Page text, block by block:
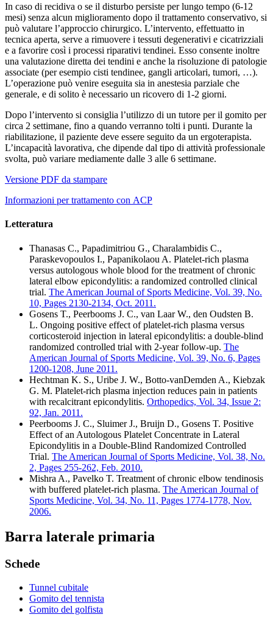
In caso di recidiva o se il disturbo persiste per lungo tempo (6-12
mesi) senza alcun miglioramento dopo il trattamento conservativo, si
può valutare l’approccio chirurgico. L’intervento, effettuatto in
tecnica aperta, serve a rimuovere i tessuti degenerativi e cicatrizziali
e a favorire così i processi riparativi tendinei. Esso consente inoltre
una valutazione diretta dei tendini e anche la risoluzione di patologie
associate (per esempio cisti tendinee, gangli articolari, tumori, …).
L’operazione può venire eseguita sia in anestesia parziale che
generale, e di solito è necessario un ricovero di 1-2 giorni.
Dopo l’intervento si consiglia l’utilizzo di un tutore per il gomito per
circa 2 settimane, fino a quando verranno tolti i punti. Durante la
riabilitazione, il paziente deve essere seguito da un ergoterapista.
L’incapacità lavorativa, che dipende dal tipo di attività professionale
svolta, può variare mediamente dalle 3 alle 6 settimane.
Versione PDF da stampare
Informazioni per trattamento con ACP
Letteratura
Thanasas C., Papadimitriou G., Charalambidis C.,
Paraskevopoulos I., Papanikolaou A. Platelet-rich plasma
versus autologous whole blood for the treatment of chronic
lateral elbow epicondylitis: a randomized controlled clinical
trial. The American Journal of Sports Medicine, Vol. 39, No.
10, Pages 2130-2134, Oct. 2011.
Gosens T., Peerbooms J. C., van Laar W., den Oudsten B.
L. Ongoing positive effect of platelet-rich plasma versus
corticosteroid injection in lateral epicondylitis: a double-blind
randomized controlled trial with 2-year follow-up. The
American Journal of Sports Medicine, Vol. 39, No. 6, Pages
1200-1208, June 2011.
Hechtman K. S., Uribe J. W., Botto-vanDemden A., Kiebzak
G. M. Platelet-rich plasma injection reduces pain in patients
with recalcitrant epicondylitis. Orthopedics, Vol. 34, Issue 2:
92, Jan. 2011.
Peerbooms J. C., Sluimer J., Bruijn D., Gosens T. Positive
Effect of an Autologous Platelet Concentrate in Lateral
Epicondylitis in a Double-Blind Randomized Controlled
Trial. The American Journal of Sports Medicine, Vol. 38, No.
2, Pages 255-262, Feb. 2010.
Mishra A., Pavelko T. Treatment of chronic elbow tendinosis
with buffered platelet-rich plasma. The American Journal of
Sports Medicine, Vol. 34, No. 11, Pages 1774-1778, Nov.
2006.
Barra laterale primaria
Schede
Tunnel cubitale
Gomito del tennista
Gomito del golfista